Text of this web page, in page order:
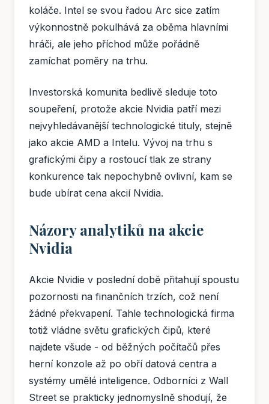
koláče. Intel se svou řadou Arc sice zatím
výkonnostně pokulhává za oběma hlavními
hráči, ale jeho příchod může pořádně
zamíchat poměry na trhu.
Investorská komunita bedlivě sleduje toto
soupeření, protože akcie Nvidia patří mezi
nejvyhledávanější technologické tituly, stejně
jako akcie AMD a Intelu. Vývoj na trhu s
grafickými čipy a rostoucí tlak ze strany
konkurence tak nepochybně ovlivní, kam se
bude ubírat cena akcií Nvidia.
Názory analytiků na akcie
Nvidia
Akcie Nvidie v poslední době přitahují spoustu
pozornosti na finančních trzích, což není
žádné překvapení. Tahle technologická firma
totiž vládne světu grafických čipů, které
najdete všude - od běžných počítačů přes
herní konzole až po obří datová centra a
systémy umělé inteligence. Odborníci z Wall
Street se prakticky jednomyslně shodují, že